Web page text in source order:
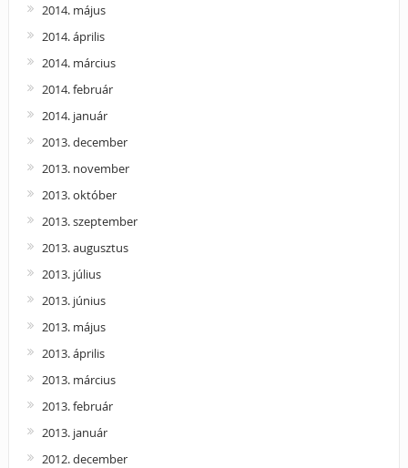
2014. május
2014. április
2014. március
2014. február
2014. január
2013. december
2013. november
2013. október
2013. szeptember
2013. augusztus
2013. július
2013. június
2013. május
2013. április
2013. március
2013. február
2013. január
2012. december